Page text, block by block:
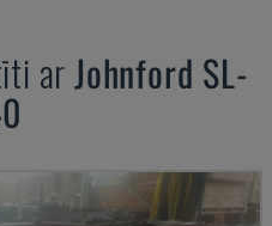
arJohnford SL-